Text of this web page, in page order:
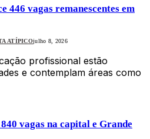
446 vagas remanescentes em
ATÍPICOjulho 8, 2026
profissional estão
e contemplam áreas como
vagas na capital e Grande